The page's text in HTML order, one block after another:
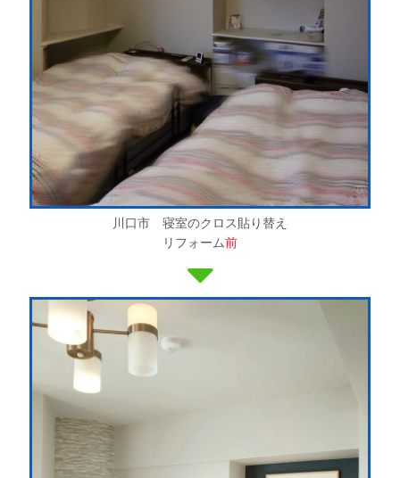
川口市 寝室のクロス貼り替え
リフォーム前